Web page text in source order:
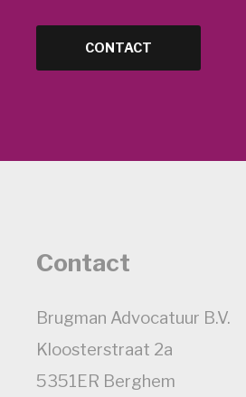
CONTACT
Contact
Brugman Advocatuur B.V.
Kloosterstraat 2a
5351ER Berghem